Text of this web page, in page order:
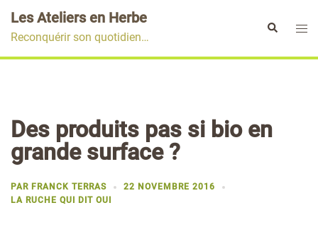
au
contenu
Les Ateliers en Herbe
Reconquérir son quotidien…
Rechercher
Des produits pas si bio en
grande surface ?
PAR FRANCK TERRAS
22 NOVEMBRE 2016
LA RUCHE QUI DIT OUI